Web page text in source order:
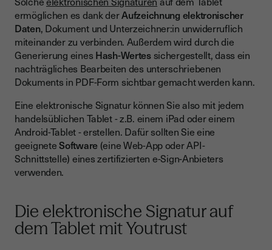
ermöglichen es dank derAufzeichnung elektronischer
Daten, Dokument und Unterzeichner:in unwiderruflich
miteinander zu verbinden. Außerdem wird durch die
Generierung eines Hash-Wertessichergestellt, dass ein
nachträgliches Bearbeiten des unterschriebenen
Dokuments in PDF-Form sichtbar gemacht werden kann.
Eine elektronische Signatur können Sie also mit jedem
handelsüblichen Tablet - z.B. einem iPad oder einem
Android-Tablet - erstellen. Dafür sollten Sie eine
geeigneteSoftware(eine Web-App oder API-
Schnittstelle) eines zertifizierten e-Sign-Anbieters
verwenden.
Die elektronische Signatur auf
dem Tablet mit Youtrust